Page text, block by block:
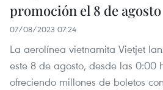
promoción el 8 de agosto
07/08/2023 07:24
La aerolínea vietnamita Vietjet
este 8 de agosto, desde las 0:00
ofreciendo millones de boletos